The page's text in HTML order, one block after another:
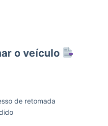
o veículo
de retomada